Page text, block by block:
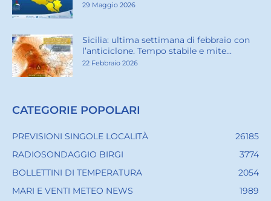
29 Maggio 2026
Sicilia: ultima settimana di febbraio con
l’anticiclone. Tempo stabile e mite...
22 Febbraio 2026
CATEGORIE POPOLARI
PREVISIONI SINGOLE LOCALITÀ
26185
RADIOSONDAGGIO BIRGI
3774
BOLLETTINI DI TEMPERATURA
2054
MARI E VENTI METEO NEWS
1989